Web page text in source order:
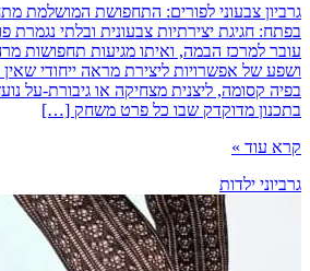
צבעוני לפורים: התחפושת המושלמת מתחילה
חגיגת יצירתיות צבעונית ובלתי נגמרת פורים
הבמה, ואיתו מגיעות תחפושות
אפשרויות ליצירת מראה ייחודי שאין
ליצנית מצחיקה או גיבורת-על נועזת,
מדוקדק שבו כל פרט משחק […]
»
ילדות